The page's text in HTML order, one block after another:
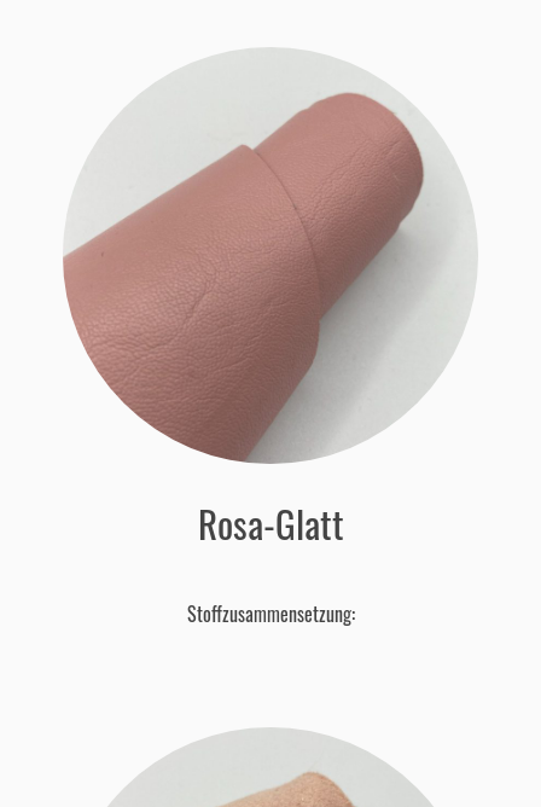
Rosa-Glatt
Stoffzusammensetzung: